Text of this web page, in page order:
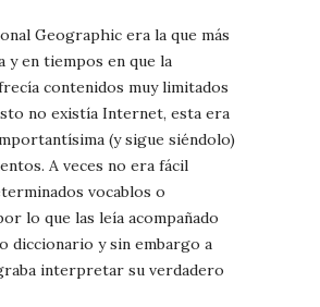
Geographic era la que más
y en tiempos en que la
contenidos muy limitados
no existía Internet, esta era
(y sigue siéndolo)
A veces no era fácil
vocablos o
lo que las leía acompañado
diccionario y sin embargo a
interpretar su verdadero